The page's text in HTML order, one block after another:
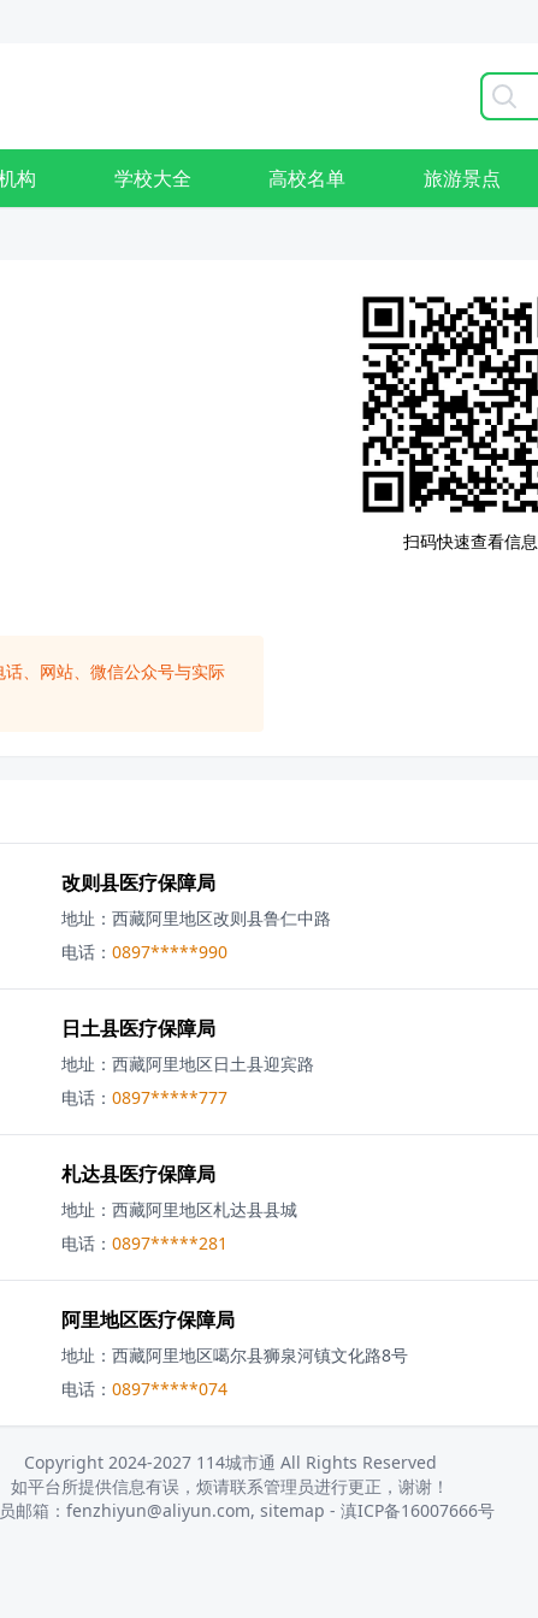
构 学校大全 高校名单 旅游景点
、网站、微信公众号与实际
扫码快速查看信息
改则县医疗保障局
地址： 西藏阿里地区改则县鲁仁中路
电话： 0897*****990
日土县医疗保障局
地址： 西藏阿里地区日土县迎宾路
电话： 0897*****777
札达县医疗保障局
地址： 西藏阿里地区札达县县城
电话： 0897*****281
阿里地区医疗保障局
地址： 西藏阿里地区噶尔县狮泉河镇文化路8号
电话： 0897*****074
Copyright 2024-2027 114城市通 All Rights Reserved
如平台所提供信息有误，烦请联系管理员进行更正，谢谢！
邮箱：fenzhiyun@aliyun.com, sitemap - 滇ICP备16007666号